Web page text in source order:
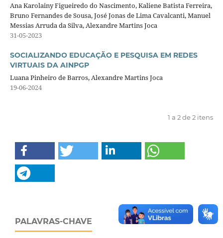
Ana Karolainy Figueiredo do Nascimento, Kaliene Batista Ferreira,
Bruno Fernandes de Sousa, José Jonas de Lima Cavalcanti, Manuel
Messias Arruda da Silva, Alexandre Martins Joca
31-05-2023
SOCIALIZANDO EDUCAÇÃO E PESQUISA EM REDES
VIRTUAIS DA AINPGP
Luana Pinheiro de Barros, Alexandre Martins Joca
19-06-2024
1 a 2 de 2 itens
PALAVRAS-CHAVE